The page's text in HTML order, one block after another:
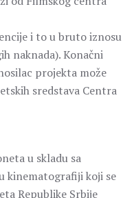
i to u bruto iznosu
naknada). Konačni
projekta može
sredstava Centra
u skladu sa
kinematografiјi koјi se
Republike Srbiјe